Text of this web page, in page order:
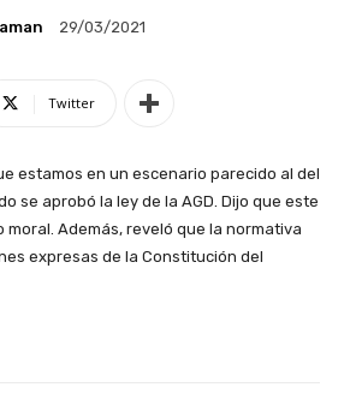
29/03/2021
Twitter
estamos en un escenario parecido al del
se aprobó la ley de la AGD. Dijo que este
Además, reveló que la normativa
expresas de la Constitución del